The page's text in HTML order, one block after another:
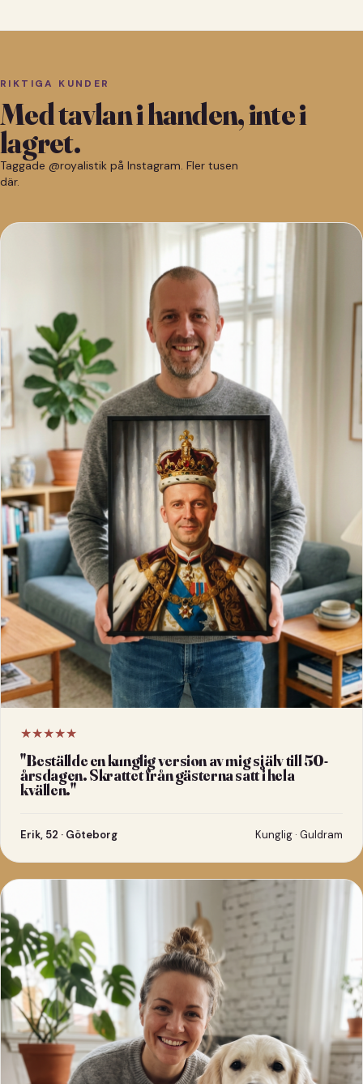
RIKTIGA KUNDER
Med tavlan i handen, inte i
lagret.
Taggade @royalistik på Instagram. Fler tusen
där.
★★★★★
"Beställde en kunglig version av mig själv till 50-
årsdagen. Skrattet från gästerna satt i hela
kvällen."
Erik, 52 · Göteborg Kunglig · Guldram